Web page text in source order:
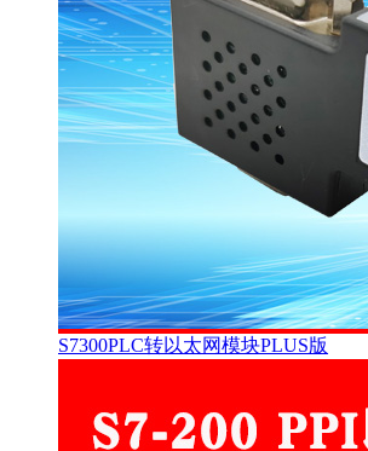
S7300PLC转以太网模块PLUS版